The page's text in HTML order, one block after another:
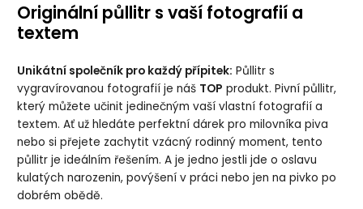
Originální půllitr s vaší fotografií a
textem
Unikátní společník pro každý přípitek: Půllitr s
vygravírovanou fotografií je náš TOP produkt. Pivní půllitr,
který můžete učinit jedinečným vaší vlastní fotografií a
textem. Ať už hledáte perfektní dárek pro milovníka piva
nebo si přejete zachytit vzácný rodinný moment, tento
půllitr je ideálním řešením. A je jedno jestli jde o oslavu
kulatých narozenin, povýšení v práci nebo jen na pivko po
dobrém obědě.